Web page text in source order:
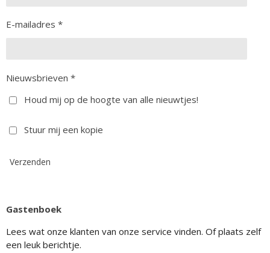
E-mailadres *
Nieuwsbrieven *
Houd mij op de hoogte van alle nieuwtjes!
Stuur mij een kopie
Verzenden
Gastenboek
Lees wat onze klanten van onze service vinden. Of plaats zelf
een leuk berichtje.